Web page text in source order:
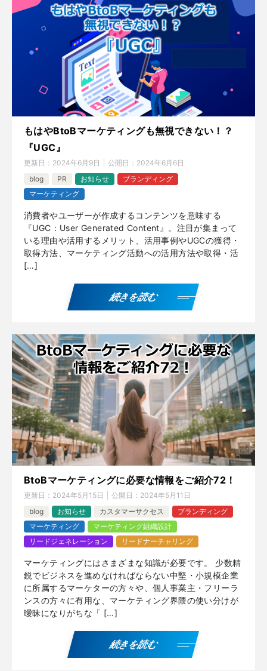
もはやBtoBマーケティングも無視できない！？
『UGC』
更新日： 2024年6月9日 公開日： 2024年6月6日
blog
PR お知らせ
ブランディング
マーケティング
消費者やユーザーが作成するコンテンツを意味する
『UGC：User Generated Content』。注目が集まって
いる理由や活用するメリット、活用事例やUGCの獲得・
取得方法、マーケティング活動への活用方法や取得・活
[…]
続きを読む
BtoBマーケティングに必要な情報をご紹介72！
更新日： 2024年5月15日 公開日： 2024年5月11日
blog
お知らせ カスタマーサクセス
ブランディング
マーケティング
マーケティング組織設計
リードジェネレーション
リードナーチャリング
マーケティングにはさまざまな知識が必要です。 少数精
鋭でビジネスを進めなければならない中堅・小規模企業
に所属するマーケターの方々や、個人事業主・フリーラ
ンスの方々に有用な、マーケティング界隈の使い分けが
曖昧になりがちな「 […]
続きを読む